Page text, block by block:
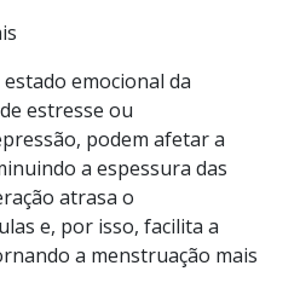
emocional da
estresse ou
podem afetar a
a espessura das
atrasa o
e, por isso, facilita a
a menstruação mais